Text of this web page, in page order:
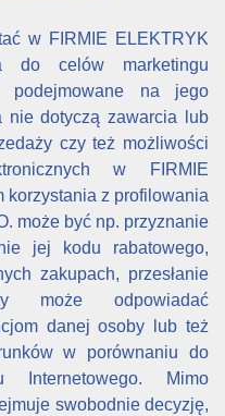
w FIRMIE ELEKTRYK
celów marketingu
podejmowane na jego
nie dotyczą zawarcia lub
czy też możliwości
w FIRMIE
korzystania z profilowania
może być np. przyznanie
jej kodu rabatowego,
zakupach, przesłanie
może odpowiadać
danej osoby lub też
w porównaniu do
Internetowego. Mimo
swobodnie decyzję,